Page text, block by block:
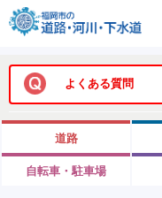
よくある質問
道路
自転車・駐車場